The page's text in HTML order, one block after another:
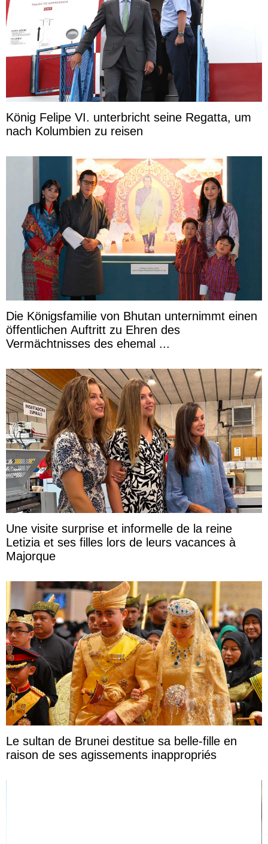
König Felipe VI. unterbricht seine Regatta, um
nach Kolumbien zu reisen
Die Königsfamilie von Bhutan unternimmt einen
öffentlichen Auftritt zu Ehren des
Vermächtnisses des ehemal ...
Une visite surprise et informelle de la reine
Letizia et ses filles lors de leurs vacances à
Majorque
Le sultan de Brunei destitue sa belle-fille en
raison de ses agissements inappropriés